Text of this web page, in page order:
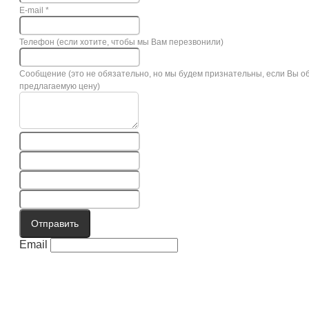
E-mail *
Телефон (если хотите, чтобы мы Вам перезвонили)
Сообщение (это не обязательно, но мы будем признательны, если Вы
предлагаемую цену)
Отправить
Email